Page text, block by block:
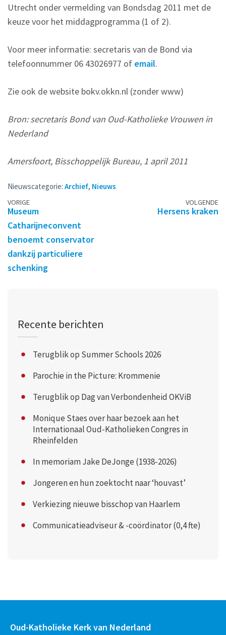
Utrecht onder vermelding van Bondsdag 2011 met de
keuze voor het middagprogramma (1 of 2).
Voor meer informatie: secretaris van de Bond via
telefoonnummer 06 43026977 of email.
Zie ook de website bokv.okkn.nl (zonder www)
Bron: secretaris Bond van Oud-Katholieke Vrouwen in
Nederland
Amersfoort, Bisschoppelijk Bureau, 1 april 2011
Nieuwscategorie: Archief, Nieuws
Berichtennavigatie
VORIGE
Museum
Catharijneconvent
benoemt conservator
dankzij particuliere
schenking
VOLGENDE
Hersens kraken
Recente berichten
Terugblik op Summer Schools 2026
Parochie in the Picture: Krommenie
Terugblik op Dag van Verbondenheid OKViB
Monique Staes over haar bezoek aan het
Internationaal Oud-Katholieken Congres in
Rheinfelden
In memoriam Jake DeJonge (1938-2026)
Jongeren en hun zoektocht naar ‘houvast’
Verkiezing nieuwe bisschop van Haarlem
Communicatieadviseur & -coördinator (0,4 fte)
Oud-Katholieke Kerk van Nederland